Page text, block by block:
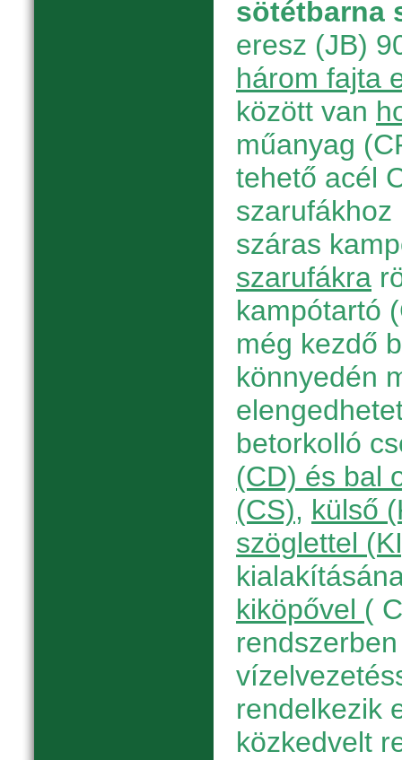
sötétbarna
eresz (JB)
három fajta
között van
műanyag
tehető acél
száras
szarufákra
kampótartó
még kezdő
könnyedén
betorkolló
(CD) és bal
(CS), külső
szöglettel
kiköpővel (
rendelkezik
közkedvelt